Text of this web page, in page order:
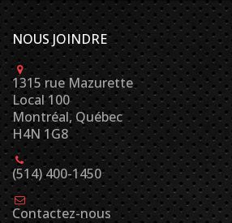
NOUS JOINDRE
1315 rue Mazurette
Local 100
Montréal, Québec
H4N 1G8
(514) 400-1450
Contactez-nous